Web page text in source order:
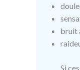
bruit
Si